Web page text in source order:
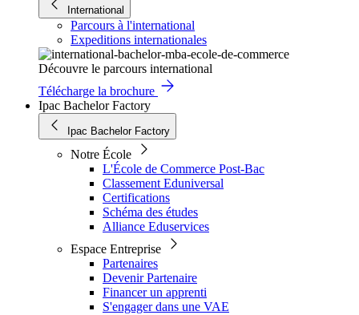
International
Parcours à l'international
Expeditions internationales
Découvre le parcours international
Télécharge la brochure
Ipac Bachelor Factory
Ipac Bachelor Factory
Notre École
L'École de Commerce Post-Bac
Classement Eduniversal
Certifications
Schéma des études
Alliance Eduservices
Espace Entreprise
Partenaires
Devenir Partenaire
Financer un apprenti
S'engager dans une VAE